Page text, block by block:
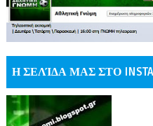
Η ΣΕΛΊΔΑ ΜΑΣ ΣΤΟ